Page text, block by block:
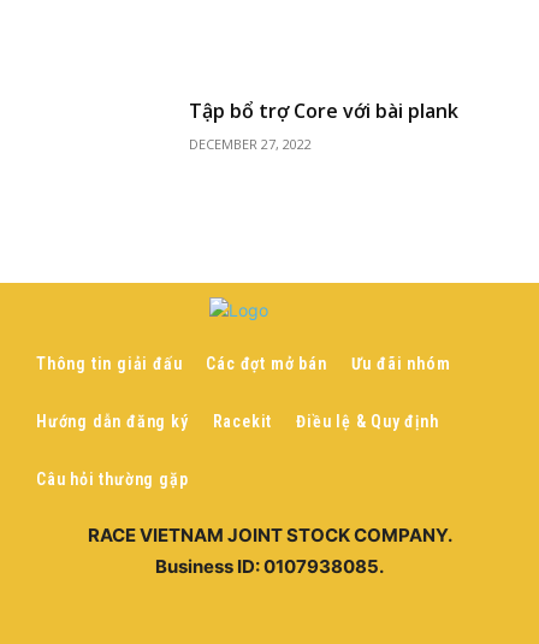
Tập bổ trợ Core với bài plank
DECEMBER 27, 2022
Thông tin giải đấu Các đợt mở bán Ưu đãi nhóm
Hướng dẫn đăng ký Racekit Điều lệ & Quy định
Câu hỏi thường gặp
RACE VIETNAM JOINT STOCK COMPANY.
Business ID: 0107938085.